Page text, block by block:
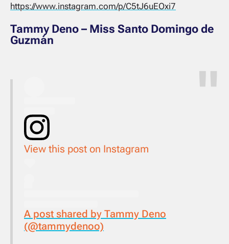
https://www.instagram.com/p/C5tJ6uEOxi7
Tammy Deno – Miss Santo Domingo de
Guzmán
View this post on Instagram
A post shared by Tammy Deno
(@tammydenoo)